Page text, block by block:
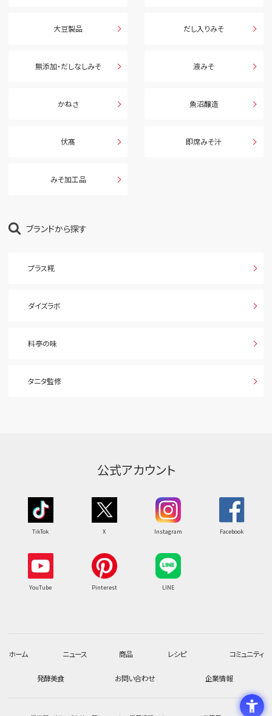
大豆製品 だし入りみそ
無添加・だしなしみそ 液みそ
かねさ 魚沼醸造
伏髙 即席みそ汁
みそ加工品
ブランドから探す
プラス糀
ダイズラボ
料亭の味
タニタ監修
公式アカウント
TikTok X Instagram Facebook
YouTube Pinterest LINE
ホーム ニュース 商品 レシピ コミュニティ
発酵美食 お問い合わせ 企業情報